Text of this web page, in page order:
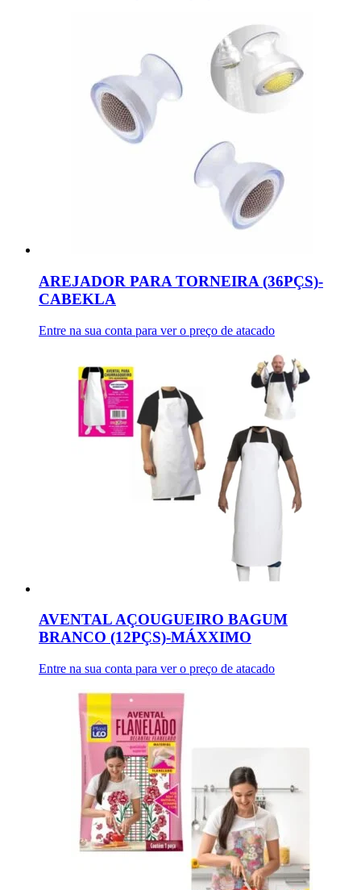
AREJADOR PARA TORNEIRA (36PÇS)-
CABEKLA
Entre na sua conta para ver o preço de atacado
AVENTAL AÇOUGUEIRO BAGUM
BRANCO (12PÇS)-MÁXXIMO
Entre na sua conta para ver o preço de atacado